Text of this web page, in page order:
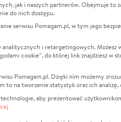
nas
Raporty
darmo
NGO
Fundacja Pomagam.pl
Pożar
Sport
jak i naszych partnerów. Obejmuje
do nich dostępu.
serwisu Pomagam.pl, w tym jego
i retargetingowych. Możesz
cookie”, do której link znajdziesz w
Pomagam.pl. Dzięki nim możemy
to na tworzenie statystyk oraz ich
aby prezentować